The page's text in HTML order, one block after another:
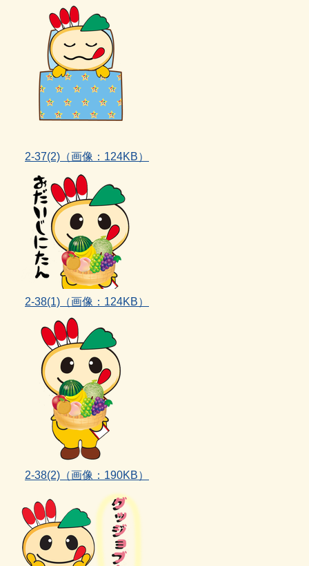
2‐37(2)（画像：124KB）
2‐38(1) （画像：124KB）
2‐38(2) （画像：190KB）